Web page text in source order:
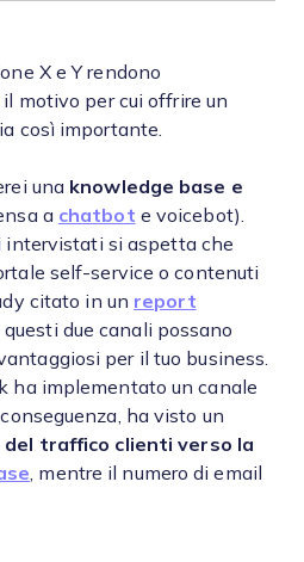
X e Y rendono
motivo per cui offrire un
così importante.
una knowledge base e
a chatbot e voicebot).
intervistati si aspetta che
self-service o contenuti
citato in un report
due canali possano
per il tuo business.
ha implementato un canale
ha visto un
del traffico clienti verso la
, mentre il numero di email